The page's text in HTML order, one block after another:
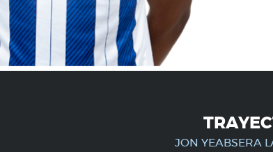
JON YEABSERA